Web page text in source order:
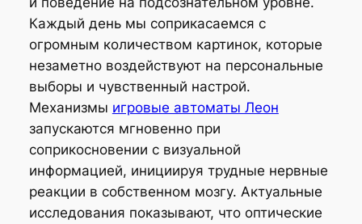
Каждый день мы соприкасаемся с
огромным количеством картинок, которые
незаметно воздействуют на персональные
выборы и чувственный настрой.
Механизмы игровые автоматы Леон
запускаются мгновенно при
соприкосновении с визуальной
информацией, инициируя трудные нервные
реакции в собственном мозгу. Актуальные
исследования показывают, что оптические